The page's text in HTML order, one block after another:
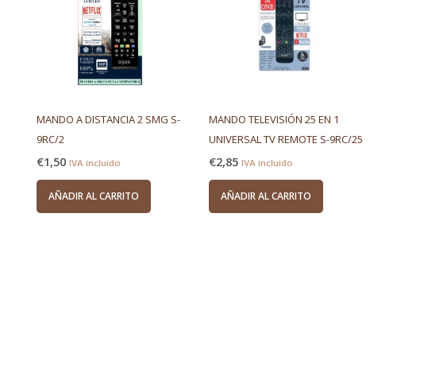
MANDO A DISTANCIA 2 SMG S-
9RC/2
€1,50 IVA incluido
AÑADIR AL CARRITO
MANDO TELEVISIÓN 25 EN 1
UNIVERSAL TV REMOTE S-9RC/25
€2,85 IVA incluido
AÑADIR AL CARRITO